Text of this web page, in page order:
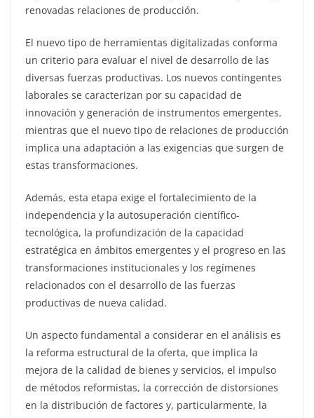
renovadas relaciones de producción.
El nuevo tipo de herramientas digitalizadas conforma
un criterio para evaluar el nivel de desarrollo de las
diversas fuerzas productivas. Los nuevos contingentes
laborales se caracterizan por su capacidad de
innovación y generación de instrumentos emergentes,
mientras que el nuevo tipo de relaciones de producción
implica una adaptación a las exigencias que surgen de
estas transformaciones.
Además, esta etapa exige el fortalecimiento de la
independencia y la autosuperación científico-
tecnológica, la profundización de la capacidad
estratégica en ámbitos emergentes y el progreso en las
transformaciones institucionales y los regímenes
relacionados con el desarrollo de las fuerzas
productivas de nueva calidad.
Un aspecto fundamental a considerar en el análisis es
la reforma estructural de la oferta, que implica la
mejora de la calidad de bienes y servicios, el impulso
de métodos reformistas, la corrección de distorsiones
en la distribución de factores y, particularmente, la